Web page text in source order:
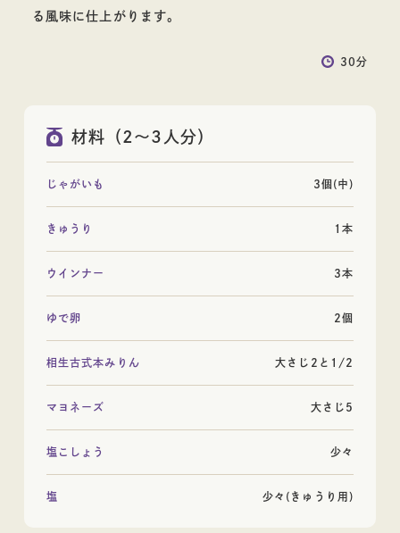
る風味に仕上がります。
30分
材料（2～3人分）
じゃがいも 3個(中)
きゅうり 1本
ウインナー 3本
ゆで卵 2個
相生古式本みりん 大さじ2と1/2
マヨネーズ 大さじ5
塩こしょう 少々
塩 少々(きゅうり用)
日本酒
ギフト